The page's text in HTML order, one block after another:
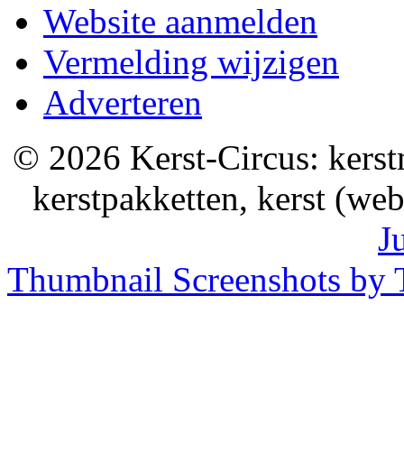
Website aanmelden
Vermelding wijzigen
Adverteren
© 2026 Kerst-Circus:
kerstpakketten, kerst
Thumbnail Screenshots by